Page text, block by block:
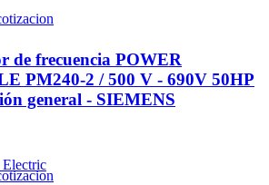
de frecuencia POWER
PM240-2 / 500 V - 690V 50HP
general - SIEMENS
Electric